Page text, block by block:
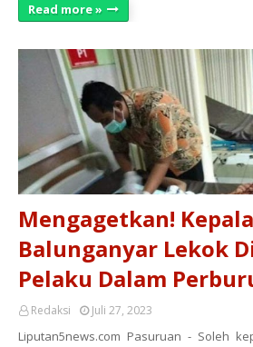
Read more »
Mengagetkan!
Balunganyar Lekok
Pelaku Dalam
Redaksi Juli 27, 2023
Liputan5news.com Pasuruan - Soleh